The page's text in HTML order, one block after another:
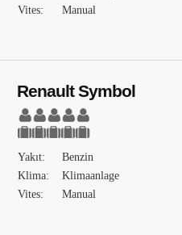
Vites:
Manual
Renault Symbol
Yakıt:
Benzin
Klima:
Klimaanlage
Vites:
Manual